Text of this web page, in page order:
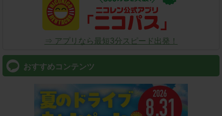
⇒ アプリなら最短3分スピード出発！
おすすめコンテンツ